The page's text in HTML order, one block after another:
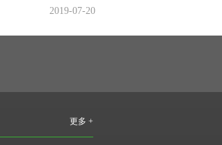
2019-07-20
更多 +